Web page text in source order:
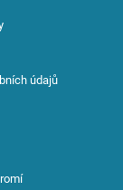
údajů